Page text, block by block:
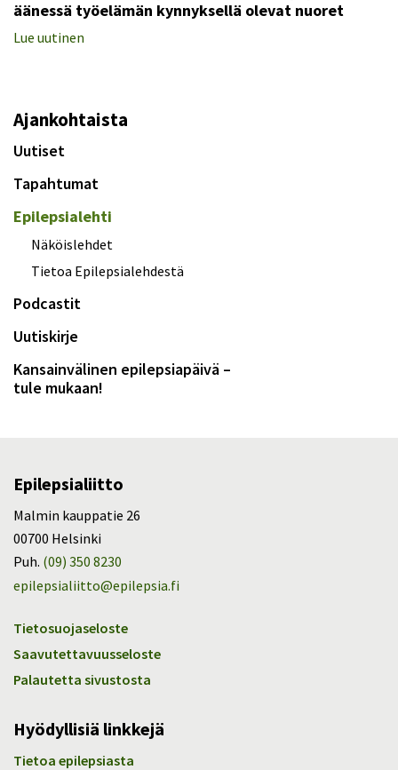
äänessä työelämän kynnyksellä olevat nuoret
Lue uutinen
Ajankohtaista
Uutiset
Tapahtumat
Epilepsialehti
Näköislehdet
Tietoa Epilepsialehdestä
Podcastit
Uutiskirje
Kansainvälinen epilepsiapäivä –
tule mukaan!
Epilepsialiitto
Malmin kauppatie 26
00700 Helsinki
Puh. (09) 350 8230
epilepsialiitto@epilepsia.fi
Tietosuojaseloste
Saavutettavuusseloste
Palautetta sivustosta
Hyödyllisiä linkkejä
Tietoa epilepsiasta